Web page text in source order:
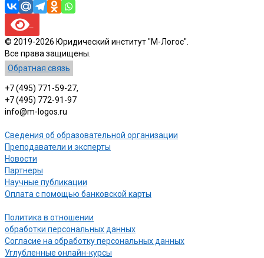
© 2019-2026 Юридический институт "М-Логос".
Все права защищены.
Обратная связь
+7 (495) 771-59-27,
+7 (495) 772-91-97
info@m-logos.ru
Сведения об образовательной организации
Преподаватели и эксперты
Новости
Партнеры
Научные публикации
Оплата с помощью банковской карты
Политика в отношении
обработки персональных данных
Согласие на обработку персональных данных
Углубленные онлайн-курсы